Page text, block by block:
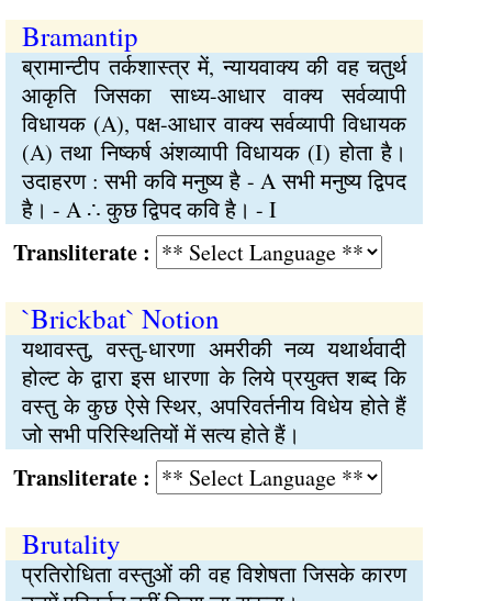
Bramantip
ब्रामान्टीप तर्कशास्त्र में, न्यायवाक्य की वह चतुर्थ
आकृति जिसका साध्य-आधार वाक्य सर्वव्यापी
विधायक (A), पक्ष-आधार वाक्य सर्वव्यापी विधायक
(A) तथा निष्कर्ष अंशव्यापी विधायक (I) होता है।
उदाहरण : सभी कवि मनुष्य है - A सभी मनुष्य द्विपद
है। - A ∴ कुछ द्विपद कवि है। - I
:
`Brickbat` Notion
यथावस्तु, वस्तु-धारणा अमरीकी नव्य यथार्थवादी
होल्ट के द्वारा इस धारणा के लिये प्रयुक्त शब्द कि
वस्तु के कुछ ऐसे स्थिर, अपरिवर्तनीय विधेय होते हैं
जो सभी परिस्थितियों में सत्य होते हैं।
:
Brutality
प्रतिरोधिता वस्तुओं की वह विशेषता जिसके कारण